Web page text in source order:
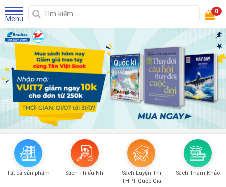
Menu
0
Tất cả sản phẩm Sách Thiếu Nhi
Sách Luyện Thi
THPT Quốc Gia
Sách Tham Khảo